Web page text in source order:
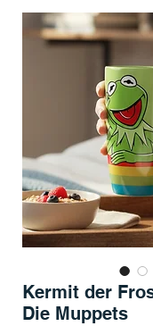
Kermit der
Die Muppets